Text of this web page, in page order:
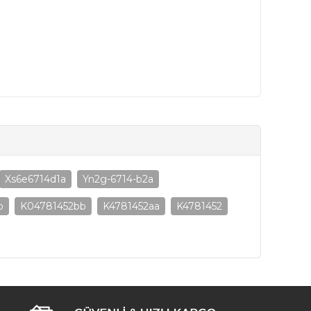
Xs6e6714d1a Yn2g-6714-b2a
K04781452bb K4781452aa K4781452